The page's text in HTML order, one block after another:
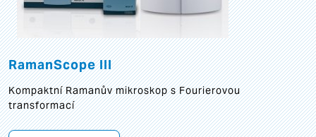
RamanScope III
Kompaktní Ramanův mikroskop s Fourierovou
transformací